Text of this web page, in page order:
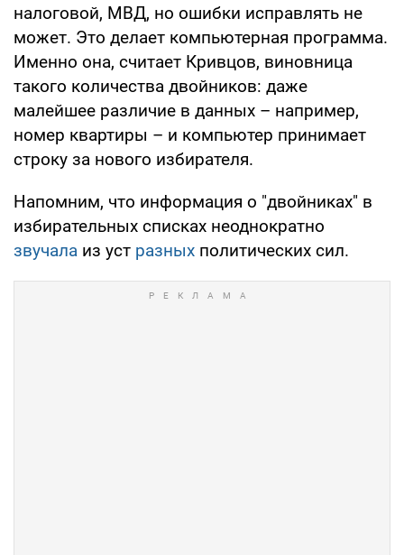
налоговой, МВД, но ошибки исправлять не
может. Это делает компьютерная программа.
Именно она, считает Кривцов, виновница
такого количества двойников: даже
малейшее различие в данных – например,
номер квартиры – и компьютер принимает
строку за нового избирателя.
Напомним, что информация о "двойниках" в
избирательных списках неоднократно
звучала из уст разных политических сил.